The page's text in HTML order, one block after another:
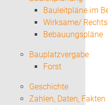
Bauleitpläne im
Wirksame/
Bebauungspläne
Bauplatzvergabe
Forst
Geschichte
Zahlen, Daten, Fakten